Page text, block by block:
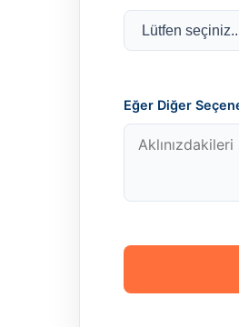
Eğer Diğer